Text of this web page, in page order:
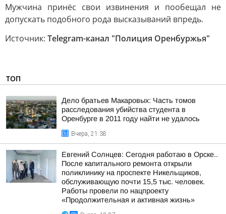
Мужчина принёс свои извинения и пообещал не
допускать подобного рода высказываний впредь.
Источник: Telegram-канал "Полиция Оренбуржья"
ТОП
Дело братьев Макаровых: Часть томов
расследования убийства студента в
Оренбурге в 2011 году найти не удалось
Вчера, 21:38
Евгений Солнцев: Сегодня работаю в Орске..
После капитального ремонта открыли
поликлинику на проспекте Никельщиков,
обслуживающую почти 15,5 тыс. человек.
Работы провели по нацпроекту
«Продолжительная и активная жизнь»